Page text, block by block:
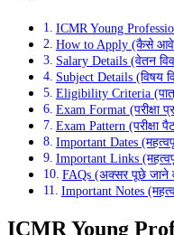
ICMR Young
How to Apply (कैसे
Salary Details (वेतन
Subject Details (विषय
Eligibility Criteria
Exam Format (परीक्षा
Exam Pattern (परीक्षा
Important Dates
Important Links
FAQs (अक्सर पूछे जाने
Important Notes
ICMR Young